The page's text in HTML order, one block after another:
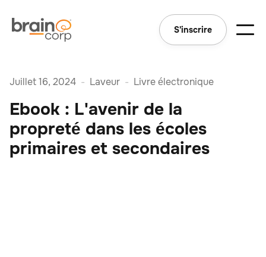
S'inscrire
Juillet 16, 2024 - Laveur - Livre électronique
Ebook : L'avenir de la
propreté dans les écoles
primaires et secondaires